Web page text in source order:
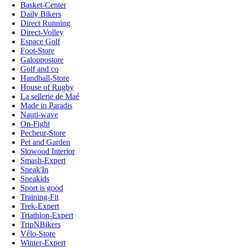
Basket-Center
Daily Bikers
Direct Running
Direct-Volley
Espace Golf
Foot-Store
Galoppostore
Golf and co
Handball-Store
House of Rugby
La sellerie de Maé
Made in Paradis
Nauti-wave
On-Fight
Pecheur-Store
Pet and Garden
Slowood Interior
Smash-Expert
Sneak'In
Sneakids
Sport is good
Training-Fit
Trek-Expert
Triathlon-Expert
TripNBikers
Vélo-Store
Winter-Expert